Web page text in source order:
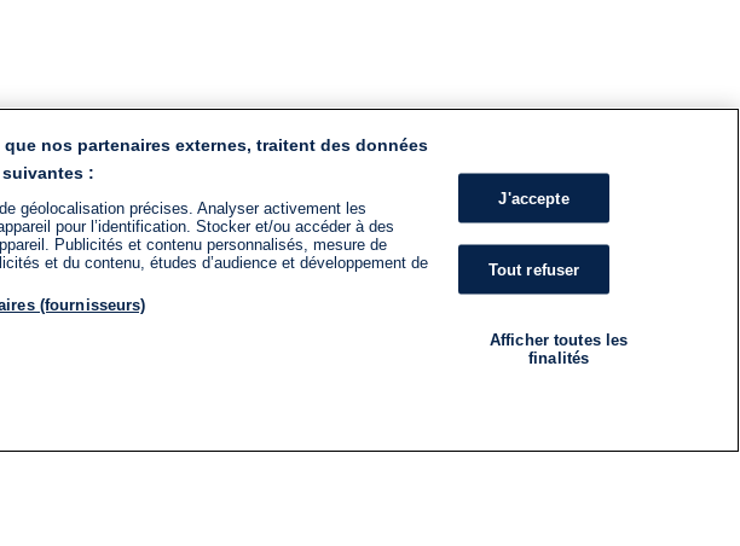
nos partenaires externes, traitent des données
:
géolocalisation précises. Analyser activement les
pour l’identification. Stocker et/ou accéder à des
Publicités et contenu personnalisés, mesure de
et du contenu, études d’audience et développement de
(fournisseurs)
J'accepte
Tout refuser
Afficher toutes les
finalités